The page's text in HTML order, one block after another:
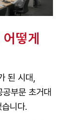
떻게
된 시대,
부문 초거대
니다.